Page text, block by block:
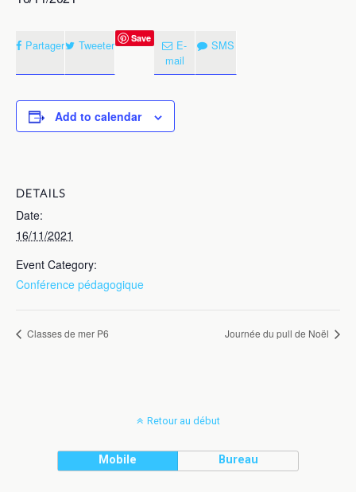
Partager Tweeter Save
E-
mail
SMS
Add to calendar
DETAILS
Date:
16/11/2021
Event Category:
Conférence pédagogique
Classes de mer P6 Journée du pull de Noël
Retour au début
Mobile Bureau